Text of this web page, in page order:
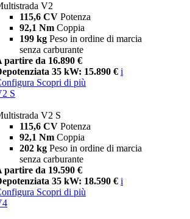
V2
115,6 CV Potenza
92,1 Nm Coppia
199 kg Peso in ordine di marcia
senza carburante
partire da 16.890 €
35 kW: 15.890 € i
Scopri di più
S
V2 S
115,6 CV Potenza
92,1 Nm Coppia
202 kg Peso in ordine di marcia
senza carburante
partire da 19.590 €
35 kW: 18.590 € i
Scopri di più